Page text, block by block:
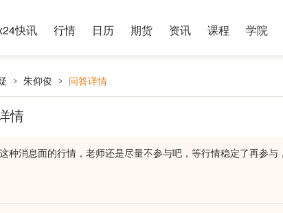
快讯 行情 日历 期货 资讯 课程 学院
朱仰俊 问答详情
情
种消息面的行情，老师还是尽量不参与吧，等行情稳定了再参